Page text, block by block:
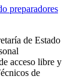
preparadores
de Estado
acceso libre y
de